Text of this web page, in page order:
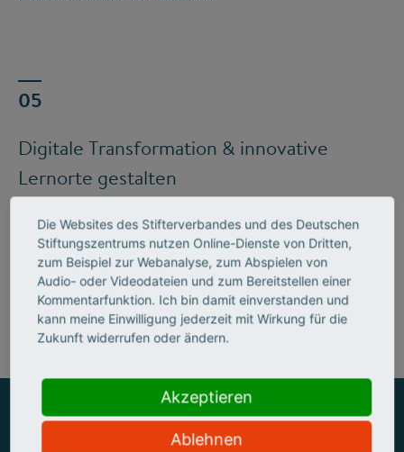
Digitale Transformation & innovative
Lernorte gestalten
Mehr zum Handlungsfeld "Bildung &
Kompetenzen"
ZUSAMMEN MEHR ERREICHEN
Die Websites des Stifterverbandes und des Deutschen
Stiftungszentrums nutzen Online-Dienste von Dritten,
zum Beispiel zur Webanalyse, zum Abspielen von
Audio- oder Videodateien und zum Bereitstellen einer
Kommentarfunktion. Ich bin damit einverstanden und
kann meine Einwilligung jederzeit mit Wirkung für die
Zukunft widerrufen oder ändern.
Akzeptieren
Ablehnen